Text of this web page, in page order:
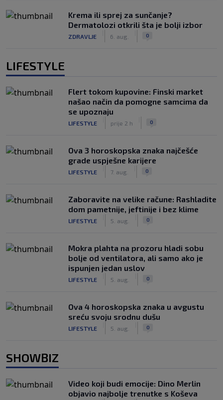
Krema ili sprej za sunčanje?
Dermatolozi otkrili šta je bolji izbor
ZDRAVLJE 6. aug. 0
LIFESTYLE
Flert tokom kupovine: Finski market
našao način da pomogne samcima da
se upoznaju
LIFESTYLE prije 2 h 0
Ova 3 horoskopska znaka najčešće
grade uspješne karijere
LIFESTYLE 7. aug. 0
Zaboravite na velike račune: Rashladite
dom pametnije, jeftinije i bez klime
LIFESTYLE 5. aug. 0
Mokra plahta na prozoru hladi sobu
bolje od ventilatora, ali samo ako je
ispunjen jedan uslov
LIFESTYLE 5. aug. 0
Ova 4 horoskopska znaka u avgustu
sreću svoju srodnu dušu
LIFESTYLE 5. aug. 0
SHOWBIZ
Video koji budi emocije: Dino Merlin
objavio najbolje trenutke s Koševa